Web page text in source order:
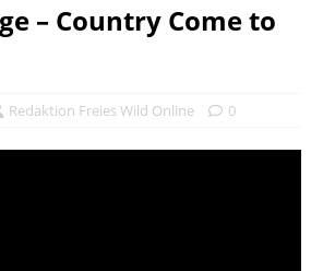
– Country Come to
Redaktion Freies Wild Online 0